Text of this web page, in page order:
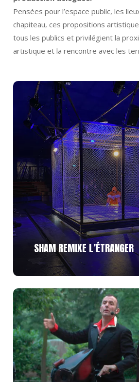
Pensées pour l’espace public, les
chapiteau, ces propositions
tous les publics et privilégient la
artistique et la rencontre avec les
SHAM REMIXE L’ÉTRANGER
Découvrir
Découvrir